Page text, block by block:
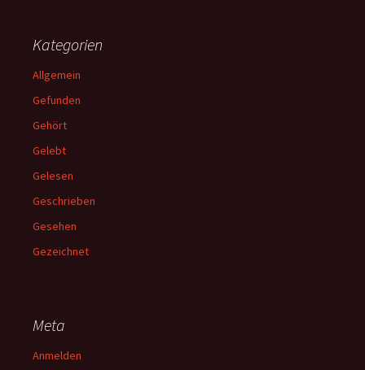
Kategorien
Allgemein
Gefunden
Gehört
Gelebt
Gelesen
Geschrieben
Gesehen
Gezeichnet
Meta
Anmelden